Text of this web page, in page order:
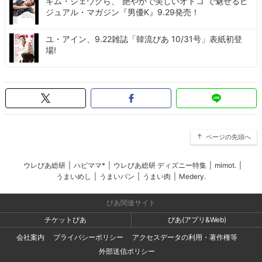
ジュアル・マガジン『男優K』9.29発売！
ユ・アイン、9.22雑誌「韓流ぴあ 10/31号」表紙初登
場!
ページの先頭へ
ウレぴあ総研 ハピママ* ウレぴあ総研 ディズニー特集 mimot.
うまいめし
うまいパン うまい肉 Medery.
ぴあ関連サイト
チケットぴあ
ぴあ(アプリ&Web)
会社案内
プライバシーポリシー
アクセスデータの利用・著作権等
外部送信ポリシー